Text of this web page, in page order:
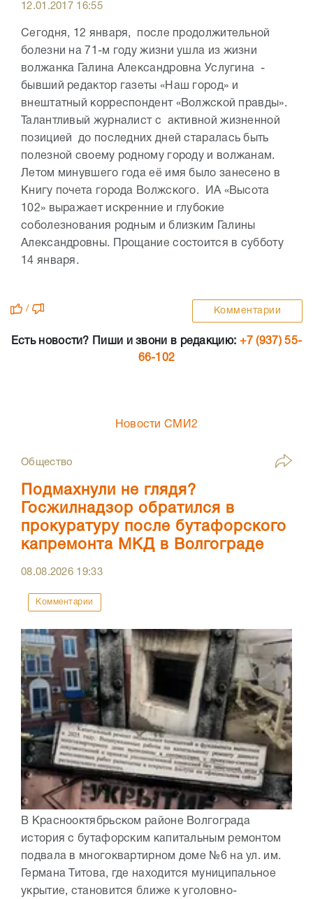
12.01.2017 16:55
Сегодня, 12 января, после продолжительной
болезни на 71-м году жизни ушла из жизни
волжанка Галина Александровна Услугина -
бывший редактор газеты «Наш город» и
внештатный корреспондент «Волжской правды».
Талантливый журналист с активной жизненной
позицией до последних дней старалась быть
полезной своему родному городу и волжанам.
Летом минувшего года её имя было занесено в
Книгу почета города Волжского. ИА «Высота
102» выражает искренние и глубокие
соболезнования родным и близким Галины
Александровны. Прощание состоится в субботу
14 января.
/ Комментарии
Есть новости? Пиши и звони в редакцию: +7 (937) 55-
66-102
Новости СМИ2
Общество
Подмахнули не глядя?
Госжилнадзор обратился в
прокуратуру после бутафорского
капремонта МКД в Волгограде
08.08.2026 19:33
Комментарии
В Краснооктябрьском районе Волгограда
история с бутафорским капитальным ремонтом
подвала в многоквартирном доме №6 на ул. им.
Германа Титова, где находится муниципальное
укрытие, становится ближе к уголовно-